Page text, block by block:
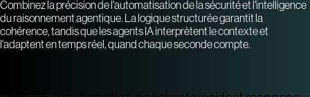
Combinez la précision de l'automatisation de la sécurité et l'intelligence
du raisonnement agentique. La logique structurée garantit la
cohérence, tandis que les agents IA interprètent le contexte et
l'adaptent en temps réel, quand chaque seconde compte.